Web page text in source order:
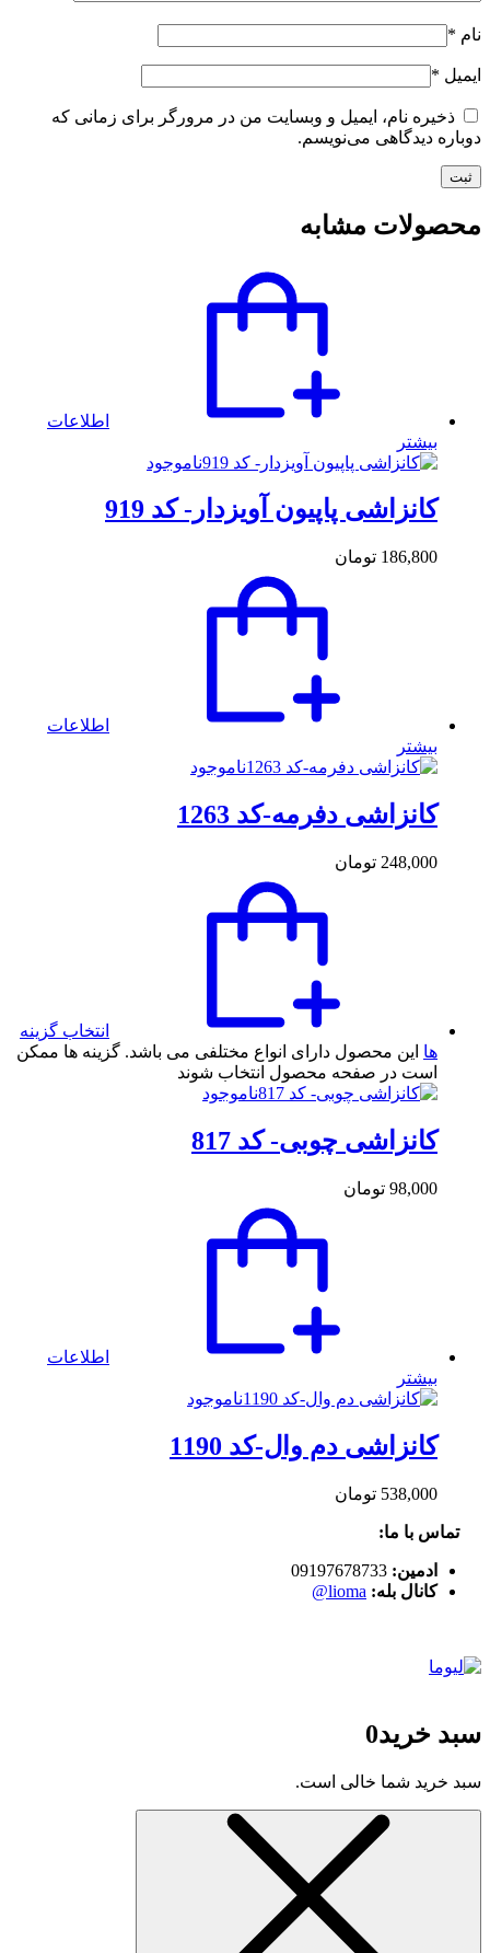
نام *
ایمیل *
ذخیره نام، ایمیل و وبسایت من در مرورگر برای زمانی که
دوباره دیدگاهی می‌نویسم.
محصولات مشابه
اطلاعات
بیشتر
ناموجود
کانزاشی پاپیون آویزدار- کد 919
186,800 تومان
اطلاعات
بیشتر
ناموجود
کانزاشی دفرمه-کد 1263
248,000 تومان
انتخاب گزینه
ها این محصول دارای انواع مختلفی می باشد. گزینه ها ممکن
است در صفحه محصول انتخاب شوند
ناموجود
کانزاشی چوبی- کد 817
98,000 تومان
اطلاعات
بیشتر
ناموجود
کانزاشی دم وال-کد 1190
538,000 تومان
تماس با ما:
ادمین:
کانال بله: lioma@
سبد خرید0
سبد خرید شما خالی است.